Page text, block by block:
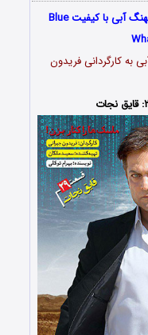
دانلود قسمت بیست و نهم 29 سریال نهنگ آبی با کیفیت Blue
نهنگ آبی به کارگردانی فریدون